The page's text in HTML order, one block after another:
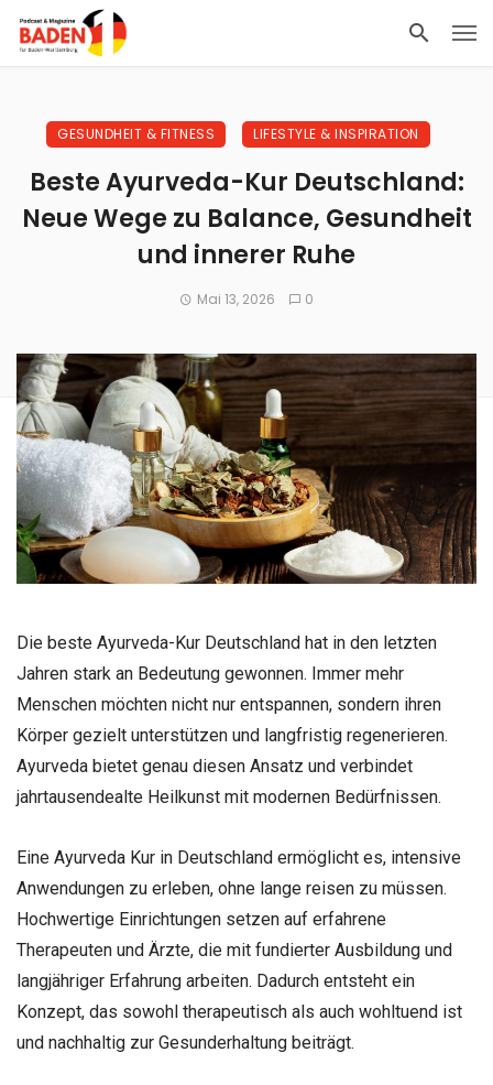
GESUNDHEIT & FITNESS LIFESTYLE & INSPIRATION
Beste Ayurveda-Kur Deutschland:
Neue Wege zu Balance, Gesundheit
und innerer Ruhe
Mai 13, 2026 0
Die beste Ayurveda-Kur Deutschland hat in den letzten
Jahren stark an Bedeutung gewonnen. Immer mehr
Menschen möchten nicht nur entspannen, sondern ihren
Körper gezielt unterstützen und langfristig regenerieren.
Ayurveda bietet genau diesen Ansatz und verbindet
jahrtausendealte Heilkunst mit modernen Bedürfnissen.
Eine Ayurveda Kur in Deutschland ermöglicht es, intensive
Anwendungen zu erleben, ohne lange reisen zu müssen.
Hochwertige Einrichtungen setzen auf erfahrene
Therapeuten und Ärzte, die mit fundierter Ausbildung und
langjähriger Erfahrung arbeiten. Dadurch entsteht ein
Konzept, das sowohl therapeutisch als auch wohltuend ist
und nachhaltig zur Gesunderhaltung beiträgt.